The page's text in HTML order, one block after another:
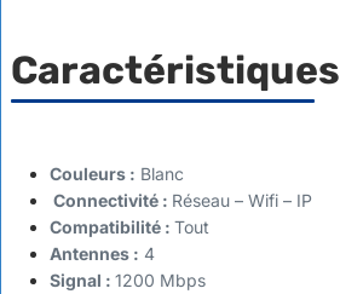
Caractéristiques
Couleurs : Blanc
Connectivité : Réseau – Wifi – IP
Compatibilité : Tout
Antennes : 4
Signal : 1200 Mbps